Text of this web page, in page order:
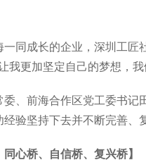
成长的企业，深圳工匠社
我更加坚定自己的梦想，
前海合作区党工委书记田
验坚持下去并不断完善、
同心桥、自信桥、复兴桥】